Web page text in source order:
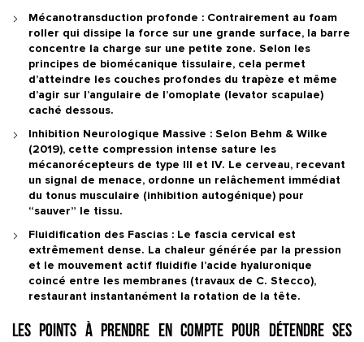
Mécanotransduction profonde : Contrairement au foam
roller qui dissipe la force sur une grande surface, la barre
concentre la charge sur une petite zone. Selon les
principes de biomécanique tissulaire, cela permet
d’atteindre les couches profondes du trapèze et même
d’agir sur l’angulaire de l’omoplate (levator scapulae)
caché dessous.
Inhibition Neurologique Massive : Selon Behm & Wilke
(2019), cette compression intense sature les
mécanorécepteurs de type III et IV. Le cerveau, recevant
un signal de menace, ordonne un relâchement immédiat
du tonus musculaire (inhibition autogénique) pour
“sauver” le tissu.
Fluidification des Fascias : Le fascia cervical est
extrêmement dense. La chaleur générée par la pression
et le mouvement actif fluidifie l’acide hyaluronique
coincé entre les membranes (travaux de C. Stecco),
restaurant instantanément la rotation de la tête.
Les points à prendre en compte pour détendre ses